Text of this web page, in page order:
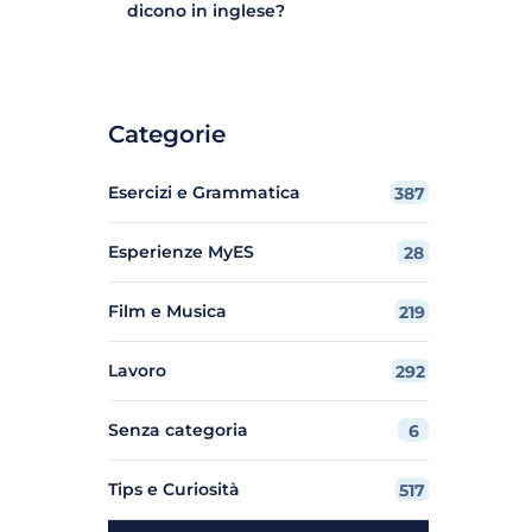
dicono in inglese?
Categorie
Esercizi e Grammatica 387
Esperienze MyES 28
Film e Musica 219
Lavoro 292
Senza categoria 6
Tips e Curiosità 517